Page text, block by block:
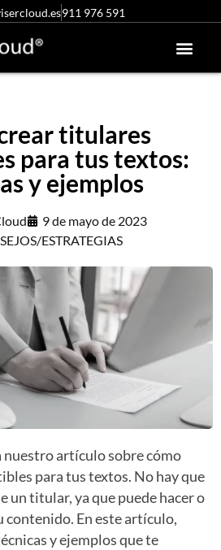
911 976 591
titulares
para tus textos:
y ejemplos
9 de mayo de 2023
ESTRATEGIAS
nuestro artículo sobre cómo
para tus textos. No hay que
un titular, ya que puede hacer o
contenido. En este artículo,
y ejemplos que te